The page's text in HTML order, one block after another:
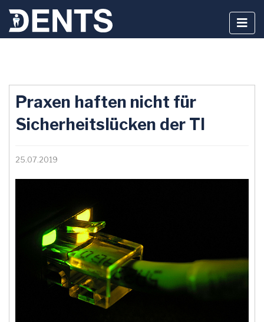
springen
Praxen haften nicht für
Sicherheitslücken der TI
25.07.2019